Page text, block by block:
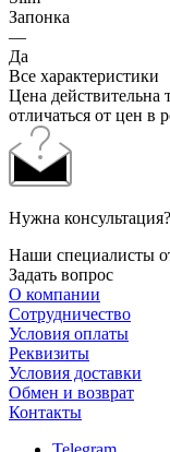
Запонка
—
Да
Все характеристики
Цена действительна
отличаться от цен в
Нужна консультация?
Наши специалисты
Задать вопрос
О компании
Сотрудничество
Условия оплаты
Реквизиты
Условия доставки
Обмен и возврат
Контакты